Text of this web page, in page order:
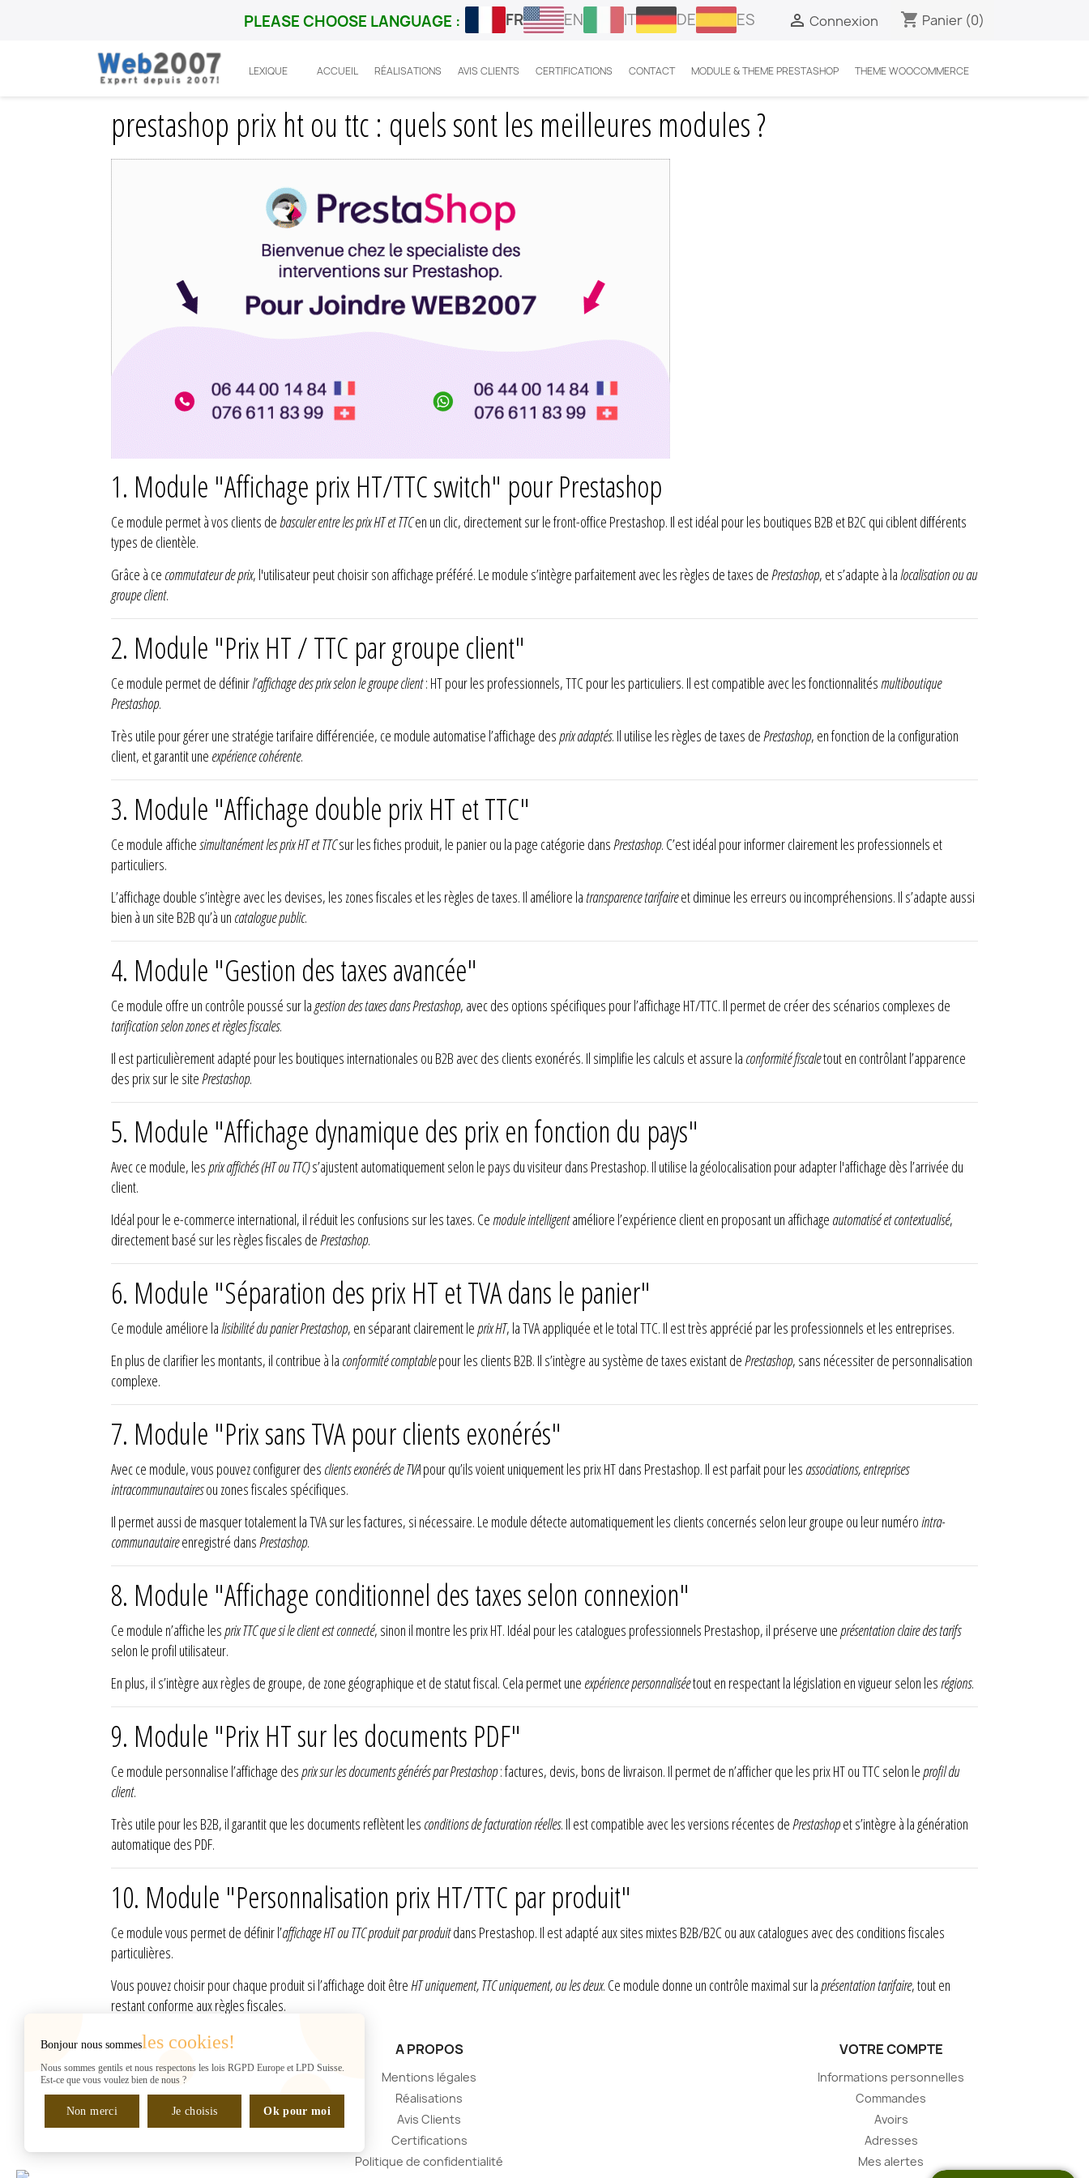
PLEASE CHOOSE LANGUAGE : FR EN IT DE ES  Connexion shopping_cart Panier (0)
LEXIQUE ACCUEIL RÉALISATIONS AVIS CLIENTS CERTIFICATIONS CONTACT MODULE & THEME PRESTASHOP THEME WOOCOMMERCE
Accueil Prestashop
prestashop prix ht ou ttc : quels sont les meilleures modules ?
1. Module "Affichage prix HT/TTC switch" pour Prestashop
Ce module permet à vos clients debasculer entre les prix HT et TTCen un clic, directement sur le front-office Prestashop. Il est idéal pour les boutiques B2B et B2C qui ciblent différents
types de clientèle.
Grâce à ce commutateur de prix, l'utilisateur peut choisir son affichage préféré. Le module s’intègre parfaitement avec les règles de taxes dePrestashop, et s’adapte à lalocalisation ou au
groupe client.
2. Module "Prix HT / TTC par groupe client"
Ce module permet de définirl’affichage des prix selon le groupe client: HT pour les professionnels, TTC pour les particuliers. Il est compatible avec les fonctionnalitésmultiboutique
Prestashop.
Très utile pour gérer une stratégie tarifaire différenciée, ce module automatise l’affichage desprix adaptés. Il utilise les règles de taxes dePrestashop, en fonction de la configuration
client, et garantit une expérience cohérente.
3. Module "Affichage double prix HT et TTC"
Ce module affichesimultanément les prix HT et TTCsur les fiches produit, le panier ou la page catégorie dansPrestashop. C’est idéal pour informer clairement les professionnels et
particuliers.
L’affichage double s’intègre avec les devises, les zones fiscales et les règles de taxes. Il améliore latransparence tarifaireet diminue les erreurs ou incompréhensions. Il s’adapte aussi
bien à un site B2B qu’à un catalogue public.
4. Module "Gestion des taxes avancée"
Ce module offre un contrôle poussé sur lagestion des taxes dans Prestashop, avec des options spécifiques pour l’affichage HT/TTC. Il permet de créer des scénarios complexes de
tarification selon zones et règles fiscales.
Il est particulièrement adapté pour les boutiques internationales ou B2B avec des clients exonérés. Il simplifie les calculs et assure la conformité fiscaletout en contrôlant l’apparence
des prix sur le sitePrestashop.
5. Module "Affichage dynamique des prix en fonction du pays"
Avec ce module, lesprix affichés (HT ou TTC)s’ajustent automatiquement selon le pays du visiteur dans Prestashop. Il utilise la géolocalisation pour adapter l'affichage dès l’arrivée du
client.
Idéal pour le e-commerce international, il réduit les confusions sur les taxes. Cemodule intelligentaméliore l’expérience client en proposant un affichage automatisé et contextualisé,
directement basé sur les règles fiscales dePrestashop.
6. Module "Séparation des prix HT et TVA dans le panier"
Ce module améliore lalisibilité du panier Prestashop, en séparant clairement leprix HT, la TVA appliquée et le total TTC. Il est très apprécié par les professionnels et les entreprises.
En plus de clarifier les montants, il contribue à la conformité comptablepour les clients B2B. Il s’intègre au système de taxes existant dePrestashop, sans nécessiter de personnalisation
complexe.
7. Module "Prix sans TVA pour clients exonérés"
Avec ce module, vous pouvez configurer des clients exonérés de TVApour qu’ils voient uniquement les prix HT dans Prestashop. Il est parfait pour les associations, entreprises
intracommunautairesou zones fiscales spécifiques.
Il permet aussi de masquer totalement la TVA sur les factures, si nécessaire. Le module détecte automatiquement les clients concernés selon leur groupe ou leur numérointra-
communautaireenregistré dansPrestashop.
8. Module "Affichage conditionnel des taxes selon connexion"
Ce module n’affiche lesprix TTC que si le client est connecté, sinon il montre les prix HT. Idéal pour les catalogues professionnels Prestashop, il préserve uneprésentation claire des tarifs
selon le profil utilisateur.
En plus, il s’intègre aux règles de groupe, de zone géographique et de statut fiscal. Cela permet une expérience personnaliséetout en respectant la législation en vigueur selon lesrégions.
9. Module "Prix HT sur les documents PDF"
Ce module personnalise l’affichage desprix sur les documents générés par Prestashop: factures, devis, bons de livraison. Il permet de n’afficher que les prix HT ou TTC selon leprofil du
client.
Très utile pour les B2B, il garantit que les documents reflètent les conditions de facturation réelles. Il est compatible avec les versions récentes dePrestashopet s’intègre à la génération
automatique des PDF.
10. Module "Personnalisation prix HT/TTC par produit"
Ce module vous permet de définir l’affichage HT ou TTC produit par produitdans Prestashop. Il est adapté aux sites mixtes B2B/B2C ou aux catalogues avec des conditions fiscales
particulières.
Vous pouvez choisir pour chaque produit si l’affichage doit êtreHT uniquement, TTC uniquement, ou les deux. Ce module donne un contrôle maximal sur laprésentation tarifaire, tout en
restant conforme aux règles fiscales.
INFORMATIONS
Web2007
Rue de Chantepoulet 10
(sur RDV UNIQUEMENT)
1201 Genève
Suisse
A PROPOS
Mentions légales
Réalisations
Avis Clients
Certifications
Politique de confidentialité
VOTRE COMPTE
Informations personnelles
Commandes
Avoirs
Adresses
Mes alertes
Bonjour nous sommesles cookies!
Nous sommes gentils et nous respectons les lois RGPD Europe et LPD Suisse.
Est-ce que vous voulez bien de nous ?
Non merci Je choisis Ok pour moi